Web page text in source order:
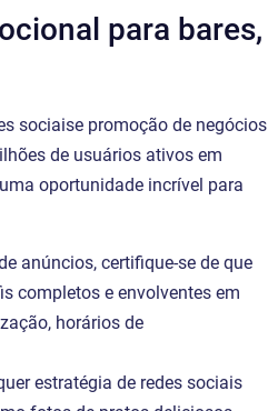
para bares,
sociaise promoção de negócios
de usuários ativos em
oportunidade incrível para
anúncios, certifique-se de que
completos e envolventes em
horários de
estratégia de redes sociais